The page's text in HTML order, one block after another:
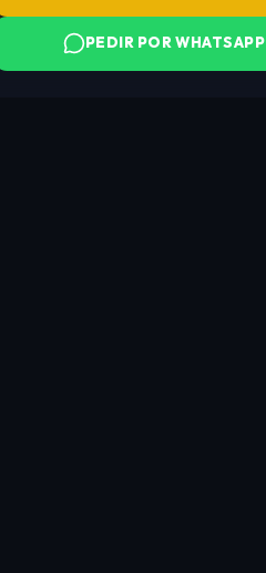
PEDIR POR WHATSAPP